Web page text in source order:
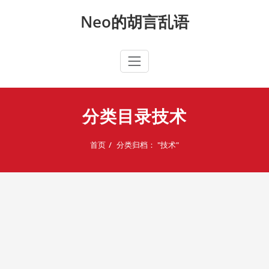
Neo的胡言乱语
分类目录技术
首页 分类归档： "技术"